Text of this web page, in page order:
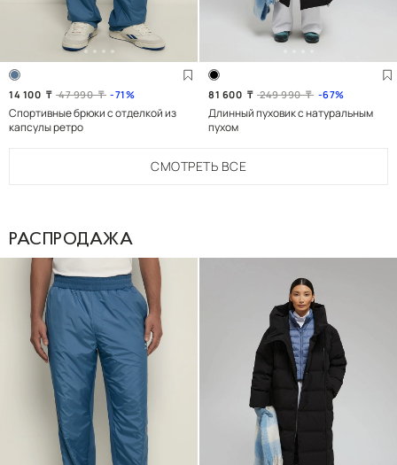
СМОТРЕТЬ ВСЕ
Спортивные брюки с отделкой из
капсулы ретро
47 990 ₸
14 100 ₸ 71
Длинный пуховик с натуральным
пухом
249 990 ₸
81 600 ₸ 67
РАСПРОДАЖА